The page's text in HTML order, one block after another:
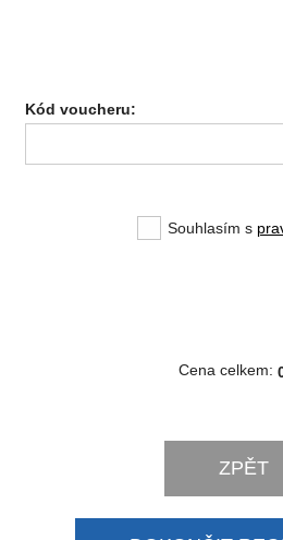
Kód voucheru:
Souhlasím s
Cena celkem:
ZPĚT